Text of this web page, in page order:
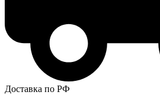
Доставка по РФ